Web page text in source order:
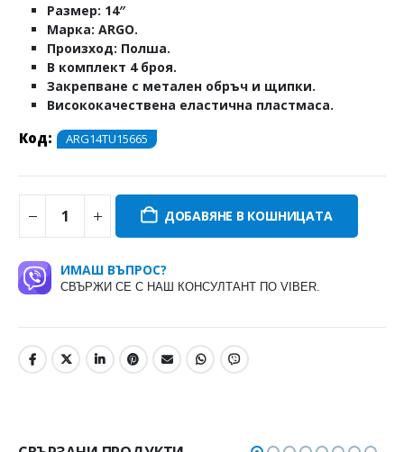
Размер: 14″
Марка: ARGO.
Произход: Полша.
В комплект 4 броя.
Закрепване с метален обръч и щипки.
Висококачествена еластична пластмаса.
Код: ARG14TU15665
ДОБАВЯНЕ В КОШНИЦАТА
ИМАШ ВЪПРОС?
СВЪРЖИ СЕ С НАШ КОНСУЛТАНТ ПО VIBER.